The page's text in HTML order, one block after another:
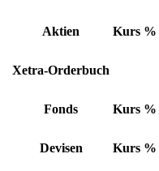
Aktien Kurs %
Xetra-Orderbuch
Fonds Kurs %
Devisen Kurs %